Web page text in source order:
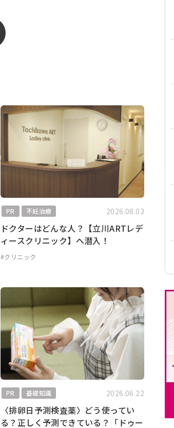
PR 不妊治療 2026.08.03
ドクターはどんな人？【立川ARTレデ
ィースクリニック】へ潜入！
#クリニック
PR 基礎知識 2026.06.22
〈排卵日予測検査薬〉どう使ってい
る？正しく予測できている？「ドゥー